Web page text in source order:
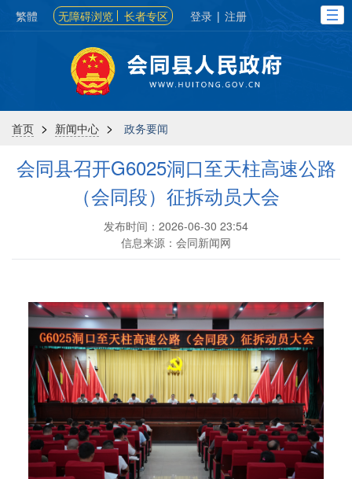
繁體 无障碍浏览 长者专区 登录 | 注册
首页 > 新闻中心 > 政务要闻
会同县召开G6025洞口至天柱高速公路
（会同段）征拆动员大会
发布时间：2026-06-30 23:54
信息来源：会同新闻网